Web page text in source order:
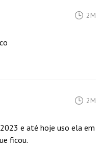
2M
2M
e até hoje uso ela em
ficou.